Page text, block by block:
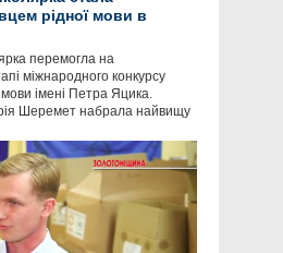
рідної мови в
перемогла на
міжнародного конкурсу
мови імені Петра Яцика.
Шеремет набрала найвищу